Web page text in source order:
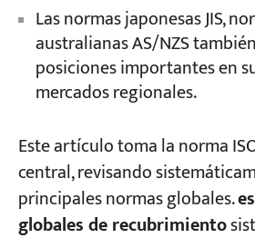
Las normas japonesas JIS,
australianas AS/NZS
posiciones importantes en
mercados regionales.
Este artículo toma la norma
central, revisando
principales normas globales.
globales de recubrimiento